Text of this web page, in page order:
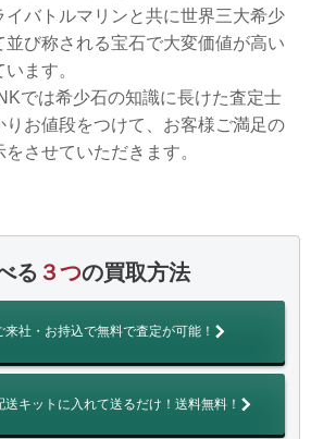
イバトルマリンと共に世界三大希少
並び称される宝石で大変価値が高い
ます。
では希少石の知識に長けた査定士
りお値段をつけて、お客様ご満足の
させていただきます。
る ３つの買取方法
来社・お持込で無料で査定が可能！
送キットに入れて送るだけ！送料無料！